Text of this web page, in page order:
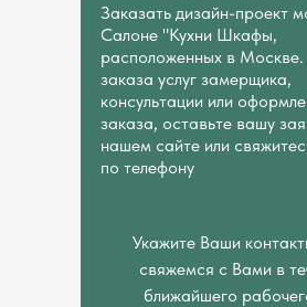
Заказать дизайн-проект
Салоне "Кухни Шкафы,
расположенных в Москве.
заказа услуг замерщика,
консультации или
заказа, оставьте вашу
нашем сайте или
по телефону
Укажите Ваши
свяжемся с Вами в
ближайшего